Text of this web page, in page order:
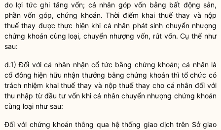
do lợi tức ghi tăng vốn; cá nhân góp vốn bằng bất động sản,
phần vốn góp, chứng khoán. Thời điểm khai thuế thay và nộp
thuế thay được thực hiện khi cá nhân phát sinh chuyển nhượng
chứng khoán cùng loại, chuyển nhượng vốn, rút vốn. Cụ thể như
sau:
d.1) Đối với cá nhân nhận cổ tức bằng chứng khoán; cá nhân là
cổ đông hiện hữu nhận thưởng bằng chứng khoán thì tổ chức có
trách nhiệm khai thuế thay và nộp thuế thay cho cá nhân đối với
thu nhập từ đầu tư vốn khi cá nhân chuyển nhượng chứng khoán
cùng loại như sau:
Đối với chứng khoán thông qua hệ thống giao dịch trên Sở giao